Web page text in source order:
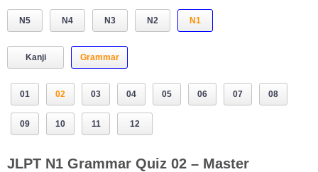
N5 N4 N3 N2 N1
Kanji Grammar
01 02 03 04 05 06 07 08
09 10 11 12
JLPT N1 Grammar Quiz 02 – Master